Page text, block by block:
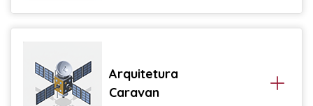
Arquitetura
Caravan